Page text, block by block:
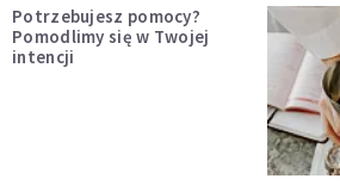
Potrzebujesz pomocy?
Pomodlimy się w Twojej
intencji